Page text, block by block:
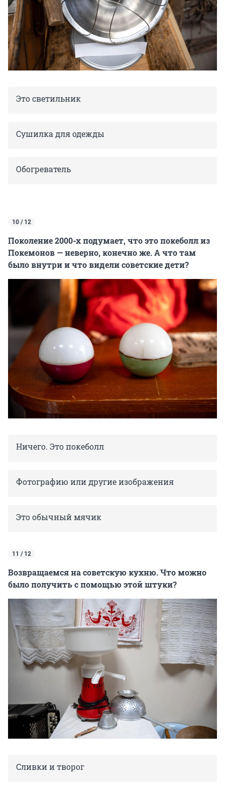
Это светильник
Сушилка для одежды
Обогреватель
10 / 12
Поколение 2000-х подумает, что это покеболл из
Покемонов — неверно, конечно же. А что там
было внутри и что видели советские дети?
Ничего. Это покеболл
Фотографию или другие изображения
Это обычный мячик
11 / 12
Возвращаемся на советскую кухню. Что можно
было получить с помощью этой штуки?
Сливки и творог